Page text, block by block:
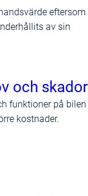
eftersom
av sin
och skador
funktioner på bilen
kostnader.